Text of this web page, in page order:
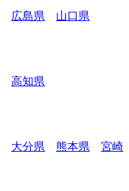
広島県 山口県
高知県
大分県 熊本県
宮崎